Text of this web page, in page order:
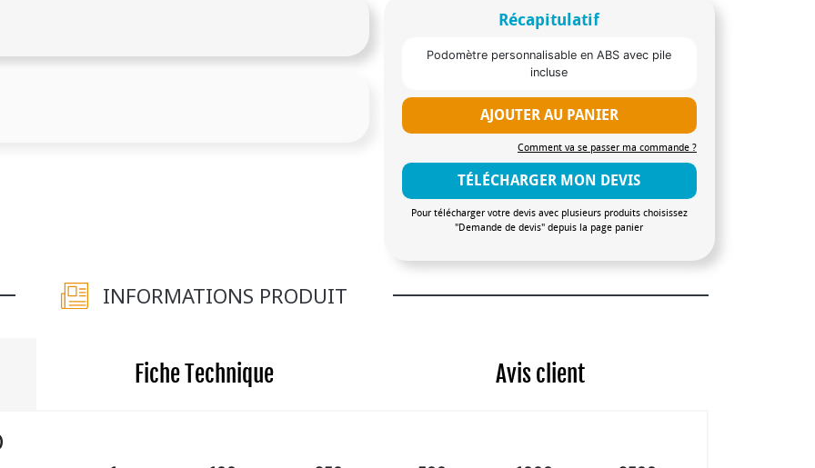
Récapitulatif
Podomètre personnalisable en ABS avec pile
incluse
AJOUTER AU PANIER
Comment va se passer ma commande ?
TÉLÉCHARGER MON DEVIS
Pour télécharger votre devis avec plusieurs produits choisissez
"Demande de devis" depuis la page panier
INFORMATIONS PRODUIT
Fiche Technique Avis client